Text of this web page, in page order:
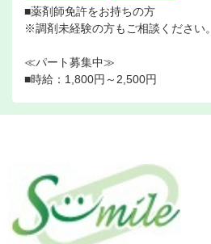
■薬剤師免許をお持ちの方
※調剤未経験の方もご相談ください。
≪パート募集中≫
■時給：1,800円～2,500円